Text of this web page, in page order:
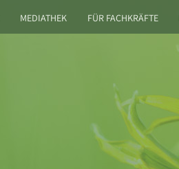
MEDIATHEK FÜR FACHKRÄFTE